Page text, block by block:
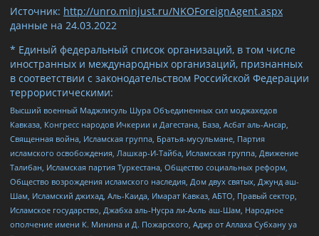
Источник: http://unro.minjust.ru/NKOForeignAgent.aspx
данные на 24.03.2022
* Единый федеральный список организаций, в том числе
иностранных и международных организаций, признанных
в соответствии с законодательством Российской Федерации
террористическими:
Высший военный Маджлисуль Шура Объединенных сил моджахедов
Кавказа, Конгресс народов Ичкерии и Дагестана, База, Асбат аль-Ансар,
Священная война, Исламская группа, Братья-мусульмане, Партия
исламского освобождения, Лашкар-И-Тайба, Исламская группа, Движение
Талибан, Исламская партия Туркестана, Общество социальных реформ,
Общество возрождения исламского наследия, Дом двух святых, Джунд аш-
Шам, Исламский джихад, Аль-Каида, Имарат Кавказ, АБТО, Правый сектор,
Исламское государство, Джабха аль-Нусра ли-Ахль аш-Шам, Народное
ополчение имени К. Минина и Д. Пожарского, Аджр от Аллаха Субхану уа